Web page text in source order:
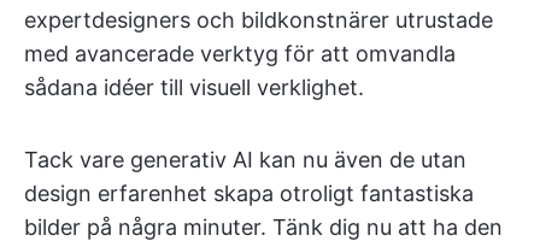
expertdesigners och bildkonstnärer utrustade
med avancerade verktyg för att omvandla
sådana idéer till visuell verklighet.
Tack vare generativ AI kan nu även de utan
design erfarenhet skapa otroligt fantastiska
bilder på några minuter. Tänk dig nu att ha den